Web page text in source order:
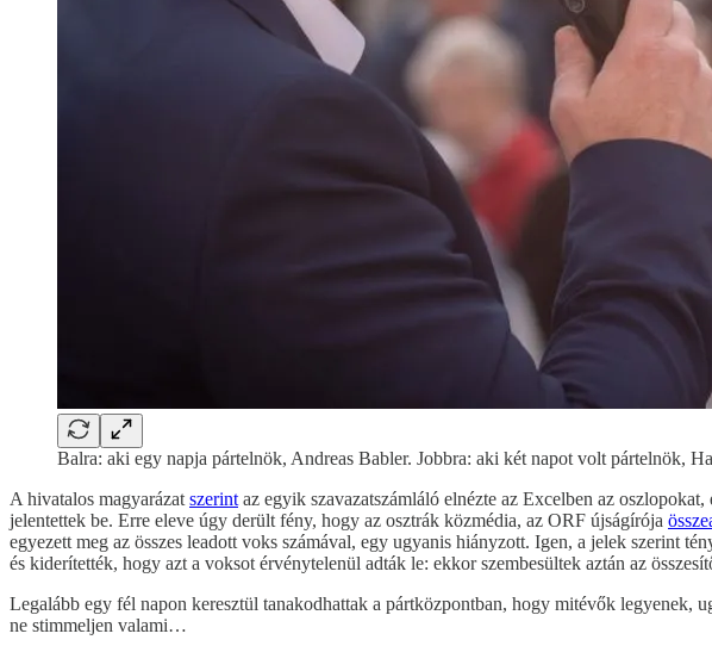
Balra: aki egy napja pártelnök, Andreas Babler. Jobbra: aki két napot volt pártelnök,
A hivatalos magyarázat szerint az egyik szavazatszámláló elnézte az Excelben az
jelentettek be. Erre eleve úgy derült fény, hogy az osztrák közmédia, az ORF újságírója
egyezett meg az összes leadott voks számával, egy ugyanis hiányzott. Igen, a jelek szerint
és kiderítették, hogy azt a voksot érvénytelenül adták le: ekkor szembesültek aztán az
Legalább egy fél napon keresztül tanakodhattak a pártközpontban, hogy mitévők legyenek,
ne stimmeljen valami…